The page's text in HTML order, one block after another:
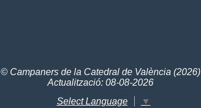
© Campaners de la Catedral de València (2026)
Actualització: 08-08-2026
Select Language
▼